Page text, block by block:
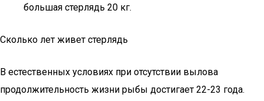
большая стерлядь 20 кг.
Сколько лет живет стерлядь
В естественных условиях при отсутствии вылова
продолжительность жизни рыбы достигает 22-23 года.